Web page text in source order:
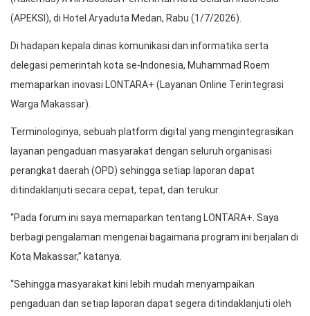
(APEKSI), di Hotel Aryaduta Medan, Rabu (1/7/2026).
Di hadapan kepala dinas komunikasi dan informatika serta
delegasi pemerintah kota se-Indonesia, Muhammad Roem
memaparkan inovasi LONTARA+ (Layanan Online Terintegrasi
Warga Makassar).
Terminologinya, sebuah platform digital yang mengintegrasikan
layanan pengaduan masyarakat dengan seluruh organisasi
perangkat daerah (OPD) sehingga setiap laporan dapat
ditindaklanjuti secara cepat, tepat, dan terukur.
“Pada forum ini saya memaparkan tentang LONTARA+. Saya
berbagi pengalaman mengenai bagaimana program ini berjalan di
Kota Makassar,” katanya.
“Sehingga masyarakat kini lebih mudah menyampaikan
pengaduan dan setiap laporan dapat segera ditindaklanjuti oleh